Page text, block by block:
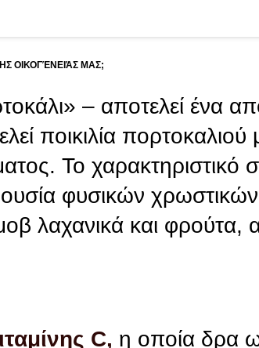
ΟΙΚΟΓΈΝΕΙΆΣ ΜΑΣ;
– αποτελεί ένα
ποικιλία πορτοκαλιού
Το χαρακτηριστικό
φυσικών
λαχανικά και φρούτα,
C, η οποία δρα